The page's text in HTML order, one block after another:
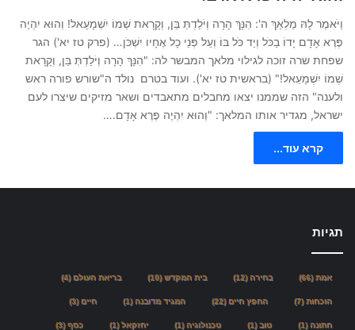
וַיֹּאמֶר לָהּ מַלְאַךְ ה': הִנָּךְ הָרָה וְיֹלַדְתְּ בֵּן, וְקָרָאת שְׁמוֹ יִשְׁמָעֵאל! וְהוּא יִהְיֶה
פֶּרֶא אָדָם יָדוֹ בַכֹּל וְיַד כֹּל בּוֹ וְעַל פְּנֵי כָל אֶחָיו יִשְׁכֹּן… (פרק טז יא') הגר
שפחת שרה זוכה לגילוי מלאך המבשר לה: "הִנָּךְ הָרָה וְיֹלַדְתְּ בֵּן, וְקָרָאת
שְׁמוֹ יִשְׁמָעֵאל!" (בראשית טז יא'). ועוד בטרם נולד ה"שורש פורה ראש
ולענה" הזה שממנו יצאו מחבלים מתאבדים ושאר מזיקים שיצרו לעם
ישראל, מגדיר אותו המלאך: "וְהוּא יִהְיֶה פֶּרֶא אָדָם.…
קרא עוד...
תגיות
אמת(66) בחירה(12) בית המקדש(10) בריאת העולם (4)
הוכחות(7) החפץ חיים (22) המגיד מדובנה(1) חיים (3)
חתונה(1) טוב(1) טכנולוגיה(1) יחזקאל(1) כסף(3)